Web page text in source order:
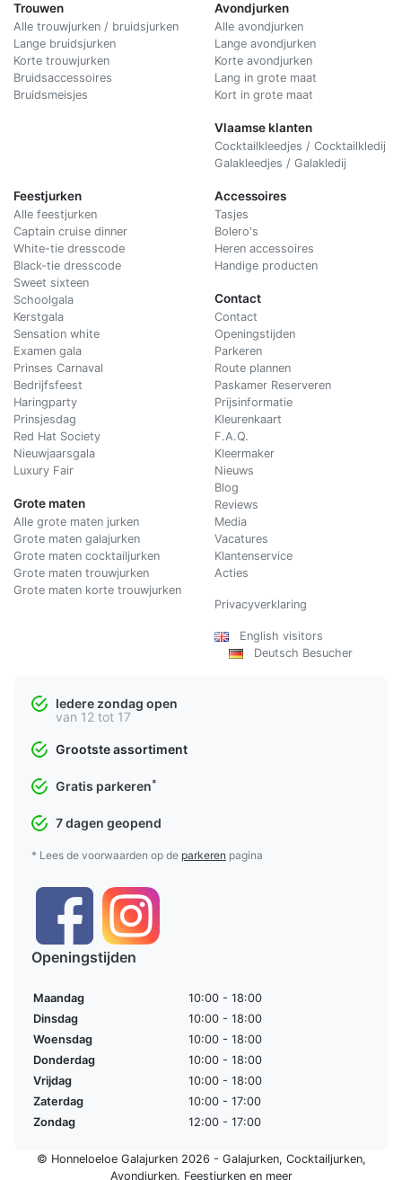
Trouwen
Alle trouwjurken / bruidsjurken
Lange bruidsjurken
Korte trouwjurken
Bruidsaccessoires
Bruidsmeisjes
Avondjurken
Alle avondjurken
Lange avondjurken
Korte avondjurken
Lang in grote maat
Kort in grote maat
Vlaamse klanten
Cocktailkleedjes / Cocktailkledij
Galakleedjes / Galakledij
Feestjurken
Alle feestjurken
Captain cruise dinner
White-tie dresscode
Black-tie dresscode
Sweet sixteen
Schoolgala
Kerstgala
Sensation white
Examen gala
Prinses Carnaval
Bedrijfsfeest
Haringparty
Prinsjesdag
Red Hat Society
Nieuwjaarsgala
Luxury Fair
Grote maten
Alle grote maten jurken
Grote maten galajurken
Grote maten cocktailjurken
Grote maten trouwjurken
Grote maten korte trouwjurken
Accessoires
Tasjes
Bolero's
Heren accessoires
Handige producten
Contact
Contact
Openingstijden
Parkeren
Route plannen
Paskamer Reserveren
Prijsinformatie
Kleurenkaart
F.A.Q.
Kleermaker
Nieuws
Blog
Reviews
Media
Vacatures
Klantenservice
Acties
Privacyverklaring
English visitors
Deutsch Besucher
Iedere zondag open
van 12 tot 17
Grootste assortiment
Gratis parkeren*
7 dagen geopend
* Lees de voorwaarden op de parkeren pagina
Openingstijden
Maandag
10:00 - 18:00
Dinsdag
10:00 - 18:00
Woensdag
10:00 - 18:00
Donderdag
10:00 - 18:00
Vrijdag
10:00 - 18:00
Zaterdag
10:00 - 17:00
Zondag
12:00 - 17:00
© Honneloeloe Galajurken 2026 - Galajurken, Cocktailjurken,
Avondjurken, Feestjurkenen meer